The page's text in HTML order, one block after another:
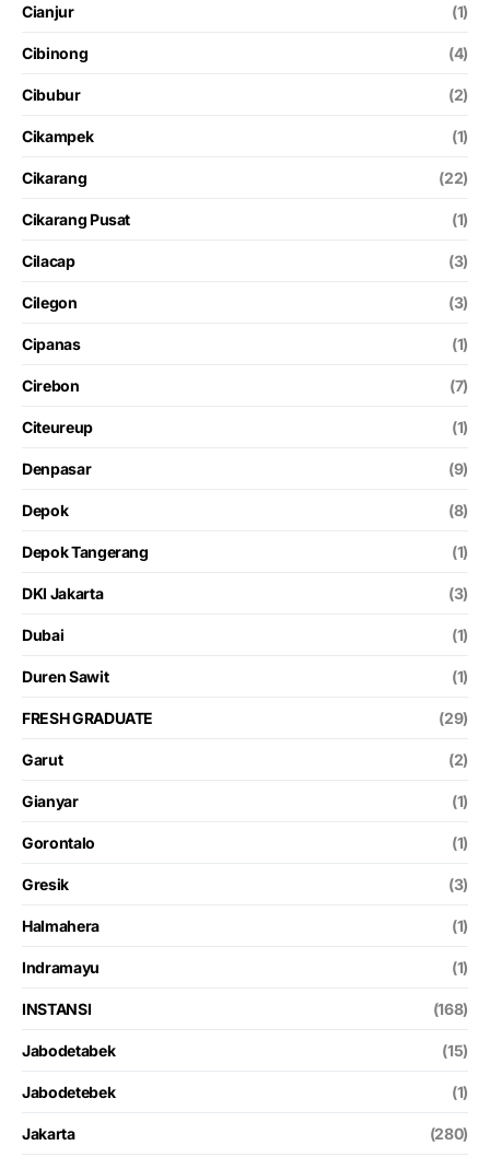
Cianjur (1)
Cibinong (4)
Cibubur (2)
Cikampek (1)
Cikarang (22)
Cikarang Pusat (1)
Cilacap (3)
Cilegon (3)
Cipanas (1)
Cirebon (7)
Citeureup (1)
Denpasar (9)
Depok (8)
Depok Tangerang (1)
DKI Jakarta (3)
Dubai (1)
Duren Sawit (1)
FRESH GRADUATE (29)
Garut (2)
Gianyar (1)
Gorontalo (1)
Gresik (3)
Halmahera (1)
Indramayu (1)
INSTANSI (168)
Jabodetabek (15)
Jabodetebek (1)
Jakarta (280)